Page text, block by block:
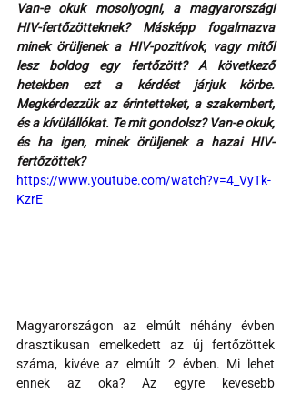
Van-e okuk mosolyogni, a magyarországi
HIV-fertőzötteknek? Másképp fogalmazva
minek örüljenek a HIV-pozitívok, vagy mitől
lesz boldog egy fertőzött? A következő
hetekben ezt a kérdést járjuk körbe.
Megkérdezzük az érintetteket, a szakembert,
és a kívülállókat. Te mit gondolsz? Van-e okuk,
és ha igen, minek örüljenek a hazai HIV-
fertőzöttek?
https://www.youtube.com/watch?v=4_VyTk-
KzrE
Magyarországon az elmúlt néhány évben
drasztikusan emelkedett az új fertőzöttek
száma, kivéve az elmúlt 2 évben. Mi lehet
ennek az oka? Az egyre kevesebb